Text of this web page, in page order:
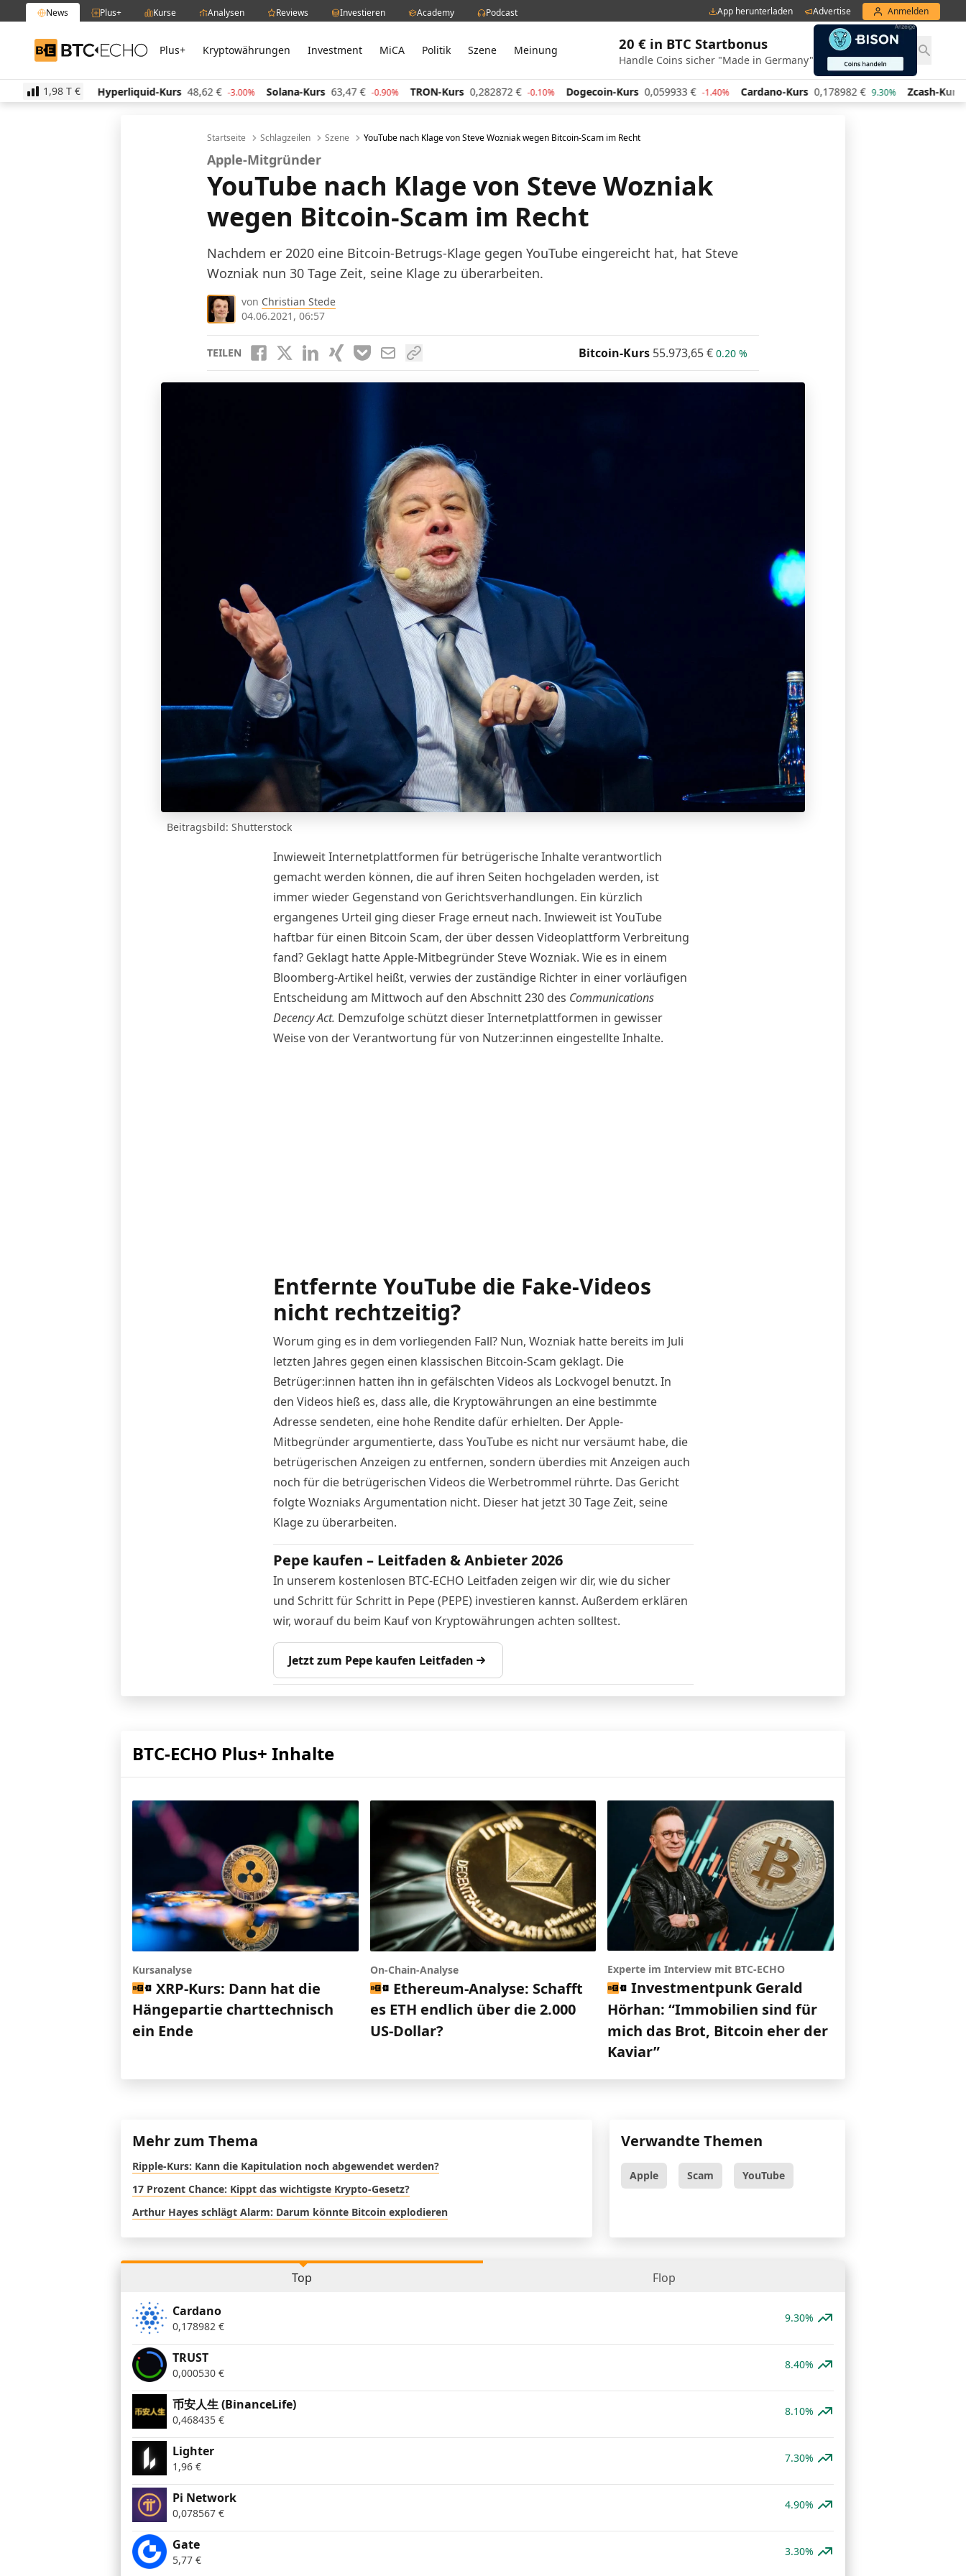
News Plus+ Kurse Analysen Reviews Investieren Academy Podcast App herunterladen Advertise Anmelden
BTC-ECHO Plus+ Kryptowährungen Investment MiCA Politik Szene Meinung 20 € in BTC Startbonus
Handle Coins sicher "Made in Germany"
1,98 T €
-1.60% Hyperliquid-Kurs 48,62 € -3.00% Solana-Kurs 63,47 € -0.90% TRON-Kurs 0,282872 € -0.10% Dogecoin-Kurs 0,059933 € -1.40% Cardano-Kurs 0,178982 € 9.30% Zcash-Kurs 428,15 €
Startseite Schlagzeilen Szene YouTube nach Klage von Steve Wozniak wegen Bitcoin-Scam im Recht
Apple-Mitgründer
YouTube nach Klage von Steve Wozniak
wegen Bitcoin-Scam im Recht
Nachdem er 2020 eine Bitcoin-Betrugs-Klage gegen YouTube eingereicht hat, hat Steve
Wozniak nun 30 Tage Zeit, seine Klage zu überarbeiten.
von Christian Stede
04.06.2021, 06:57
TEILEN Bitcoin-Kurs 55.973,65€ 0.20 %
Beitragsbild: Shutterstock
Inwieweit Internetplattformen für betrügerische Inhalte verantwortlich
gemacht werden können, die auf ihren Seiten hochgeladen werden, ist
immer wieder Gegenstand von Gerichtsverhandlungen. Ein kürzlich
ergangenes Urteil ging dieser Frage erneut nach. Inwieweit ist YouTube
haftbar für einen Bitcoin Scam, der über dessen Videoplattform Verbreitung
fand? Geklagt hatte Apple-Mitbegründer Steve Wozniak. Wie es in einem
Bloomberg-Artikel heißt, verwies der zuständige Richter in einer vorläufigen
Entscheidung am Mittwoch auf den Abschnitt 230 des Communications
Decency Act. Demzufolge schützt dieser Internetplattformen in gewisser
Weise von der Verantwortung für von Nutzer:innen eingestellte Inhalte.
Entfernte YouTube die Fake-Videos
nicht rechtzeitig?
Worum ging es in dem vorliegenden Fall? Nun, Wozniak hatte bereits im Juli
letzten Jahres gegen einen klassischen Bitcoin-Scam geklagt. Die
Betrüger:innen hatten ihn in gefälschten Videos als Lockvogel benutzt. In
den Videos hieß es, dass alle, die Kryptowährungen an eine bestimmte
Adresse sendeten, eine hohe Rendite dafür erhielten. Der Apple-
Mitbegründer argumentierte, dass YouTube es nicht nur versäumt habe, die
betrügerischen Anzeigen zu entfernen, sondern überdies mit Anzeigen auch
noch für die betrügerischen Videos die Werbetrommel rührte. Das Gericht
folgte Wozniaks Argumentation nicht. Dieser hat jetzt 30 Tage Zeit, seine
Klage zu überarbeiten.
Pepe kaufen – Leitfaden & Anbieter 2026
In unserem kostenlosen BTC-ECHO Leitfaden zeigen wir dir, wie du sicher
und Schritt für Schritt in Pepe (PEPE) investieren kannst. Außerdem erklären
wir, worauf du beim Kauf von Kryptowährungen achten solltest.
Jetzt zum Pepe kaufen Leitfaden
BTC-ECHO Plus+ Inhalte
Kursanalyse
XRP-Kurs: Dann hat die
Hängepartie charttechnisch
ein Ende
On-Chain-Analyse
Ethereum-Analyse: Schafft
es ETH endlich über die 2.000
US-Dollar?
Experte im Interview mit BTC-ECHO
Investmentpunk Gerald
Hörhan: “Immobilien sind für
mich das Brot, Bitcoin eher der
Kaviar”
Mehr zum Thema
Ripple-Kurs: Kann die Kapitulation noch abgewendet werden?
17 Prozent Chance: Kippt das wichtigste Krypto-Gesetz?
Arthur Hayes schlägt Alarm: Darum könnte Bitcoin explodieren
Verwandte Themen
Apple Scam YouTube
Top Flop
Cardano
0,178982 €
9.30%
TRUST
0,000530 €
8.40%
币安人生 (BinanceLife)
0,468435 €
8.10%
Lighter
1,96 €
7.30%
Pi Network
0,078567 €
4.90%
Gate
5,77 €
3.30%